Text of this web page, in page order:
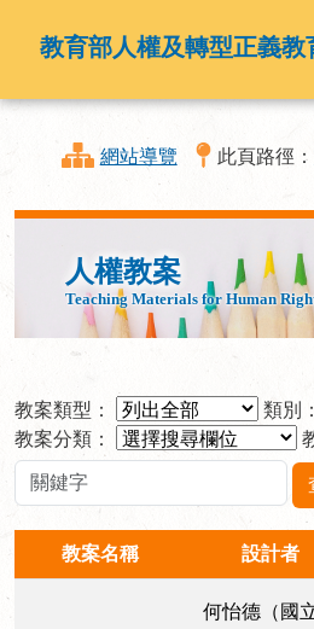
教育部人權及轉型正義教
網站導覽 此頁路徑：
人權教案
Teaching Materials for Human
教案類型：
類別：
教案分類：
教案名稱 設計者
何怡德（國